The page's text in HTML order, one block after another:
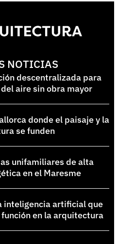
NOTICIAS
descentralizada para
aire sin obra mayor
donde el paisaje y la
se funden
unifamiliares de alta
en el Maresme
inteligencia artificial que
en la arquitectura